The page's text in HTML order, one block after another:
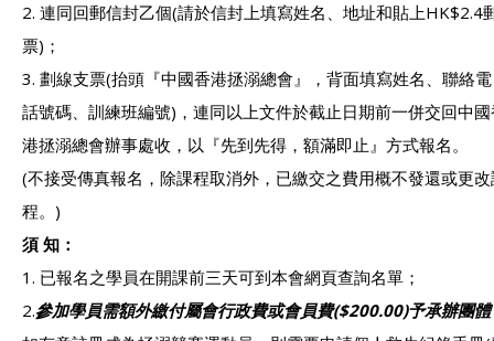
2. 連同回郵信封乙個(請於信封上填寫姓名、地址和貼上HK$2.4
票)；
3. 劃線支票(抬頭『中國香港拯溺總會』，背面填寫姓名、聯絡電
話號碼、訓練班編號)，連同以上文件於截止日期前一併交回中
港拯溺總會辦事處收，以『先到先得，額滿即止』方式報名。
(不接受傳真報名，除課程取消外，已繳交之費用概不發還或更
程。)
須 知：
1. 已報名之學員在開課前三天可到本會網頁查詢名單；
2.參加學員需額外繳付屬會行政費或會員費($200.00)予承辦團體